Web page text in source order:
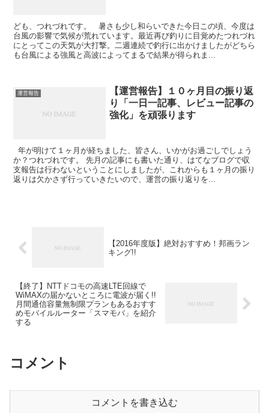
ども、つれづれです。 暑さも少し和らいできた今日この頃、今度は
台風の影響で気候が荒れています。最近再び釣りに目覚めたつれづれ
にとってこの天気が大打撃。二週連続で釣行に出かけましたがどちら
も台風による強風と高波によってまるで結果が得られま...
運営報告
【運営報告】１０ヶ月目の振り返
り「一日一記事、レビュー記事の
強化」を頑張ります
年が明けて１ヶ月が経ちました、皆さん、いかがお過ごしでしょう
か？つれづれです。 先月の記事にも書いた通り、はてなブログで収
支報告は行わないということにしましたが、これからも１ヶ月の振り
返りは欠かさず行っていきたいので、運営の振り返りを...
【2016年度版】絶対おすすめ！邦画ラン
キング!!
【終了】NTTドコモの高速LTE回線で
WiMAXの届かないところに電波が届く!!
月間通信容量無制限プランもあるおすす
めモバイルルーター「スマモバ」を紹介
する
コメント
コメントを書き込む